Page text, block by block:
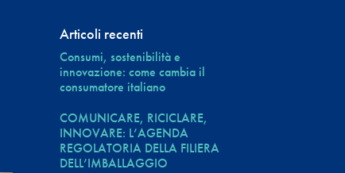
Articoli recenti
Consumi, sostenibilità e
innovazione: come cambia il
consumatore italiano
COMUNICARE, RICICLARE,
INNOVARE: L’AGENDA
REGOLATORIA DELLA FILIERA
DELL’IMBALLAGGIO